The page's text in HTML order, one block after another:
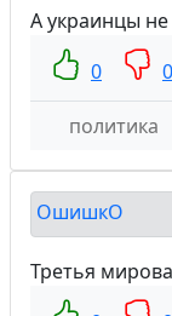
А украинцы не
0
0
политика
ОшишкО
Третья